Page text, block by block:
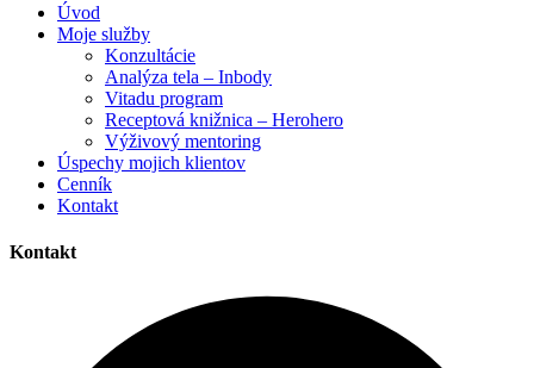
Úvod
Moje služby
Konzultácie
Analýza tela – Inbody
Vitadu program
Receptová knižnica – Herohero
Výživový mentoring
Úspechy mojich klientov
Cenník
Kontakt
Kontakt